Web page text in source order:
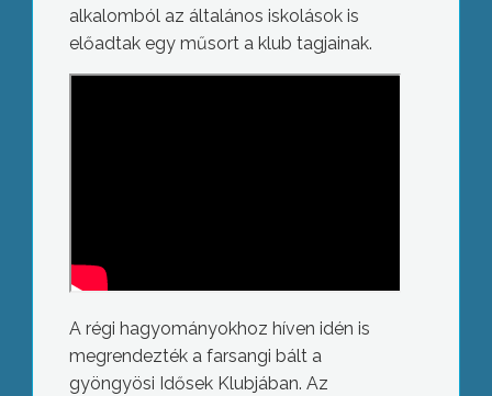
alkalomból az általános iskolások is
előadtak egy műsort a klub tagjainak.
A régi hagyományokhoz híven idén is
megrendezték a farsangi bált a
gyöngyösi Idősek Klubjában. Az